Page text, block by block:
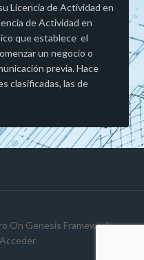
Licencia de Actividad en
de Actividad en
que establece el
un negocio o
previa. Hace
clasificadas, las de
On Genesis Framework·
Acceder